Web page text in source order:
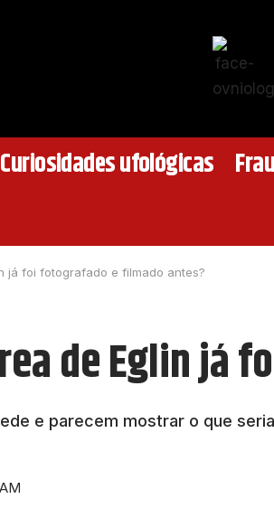
Curiosidades ufológicas
já foi fotografado e filmado antes?
de Eglin
e parecem mostrar o que